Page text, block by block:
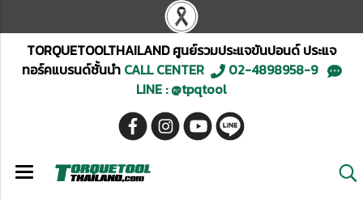
TORQUETOOLTHAILAND ศูนย์รวมประแจขันปอนด์ ประแจ
ทอร์คแบรนด์ชั้นนำCALL CENTER
02-4898958-9
LINE : @tpqtool